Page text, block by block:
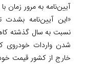
«این آیین‌نامه
نسبت به سال گذشته
شدن واردات خودروی
خارج از کشور قیمت